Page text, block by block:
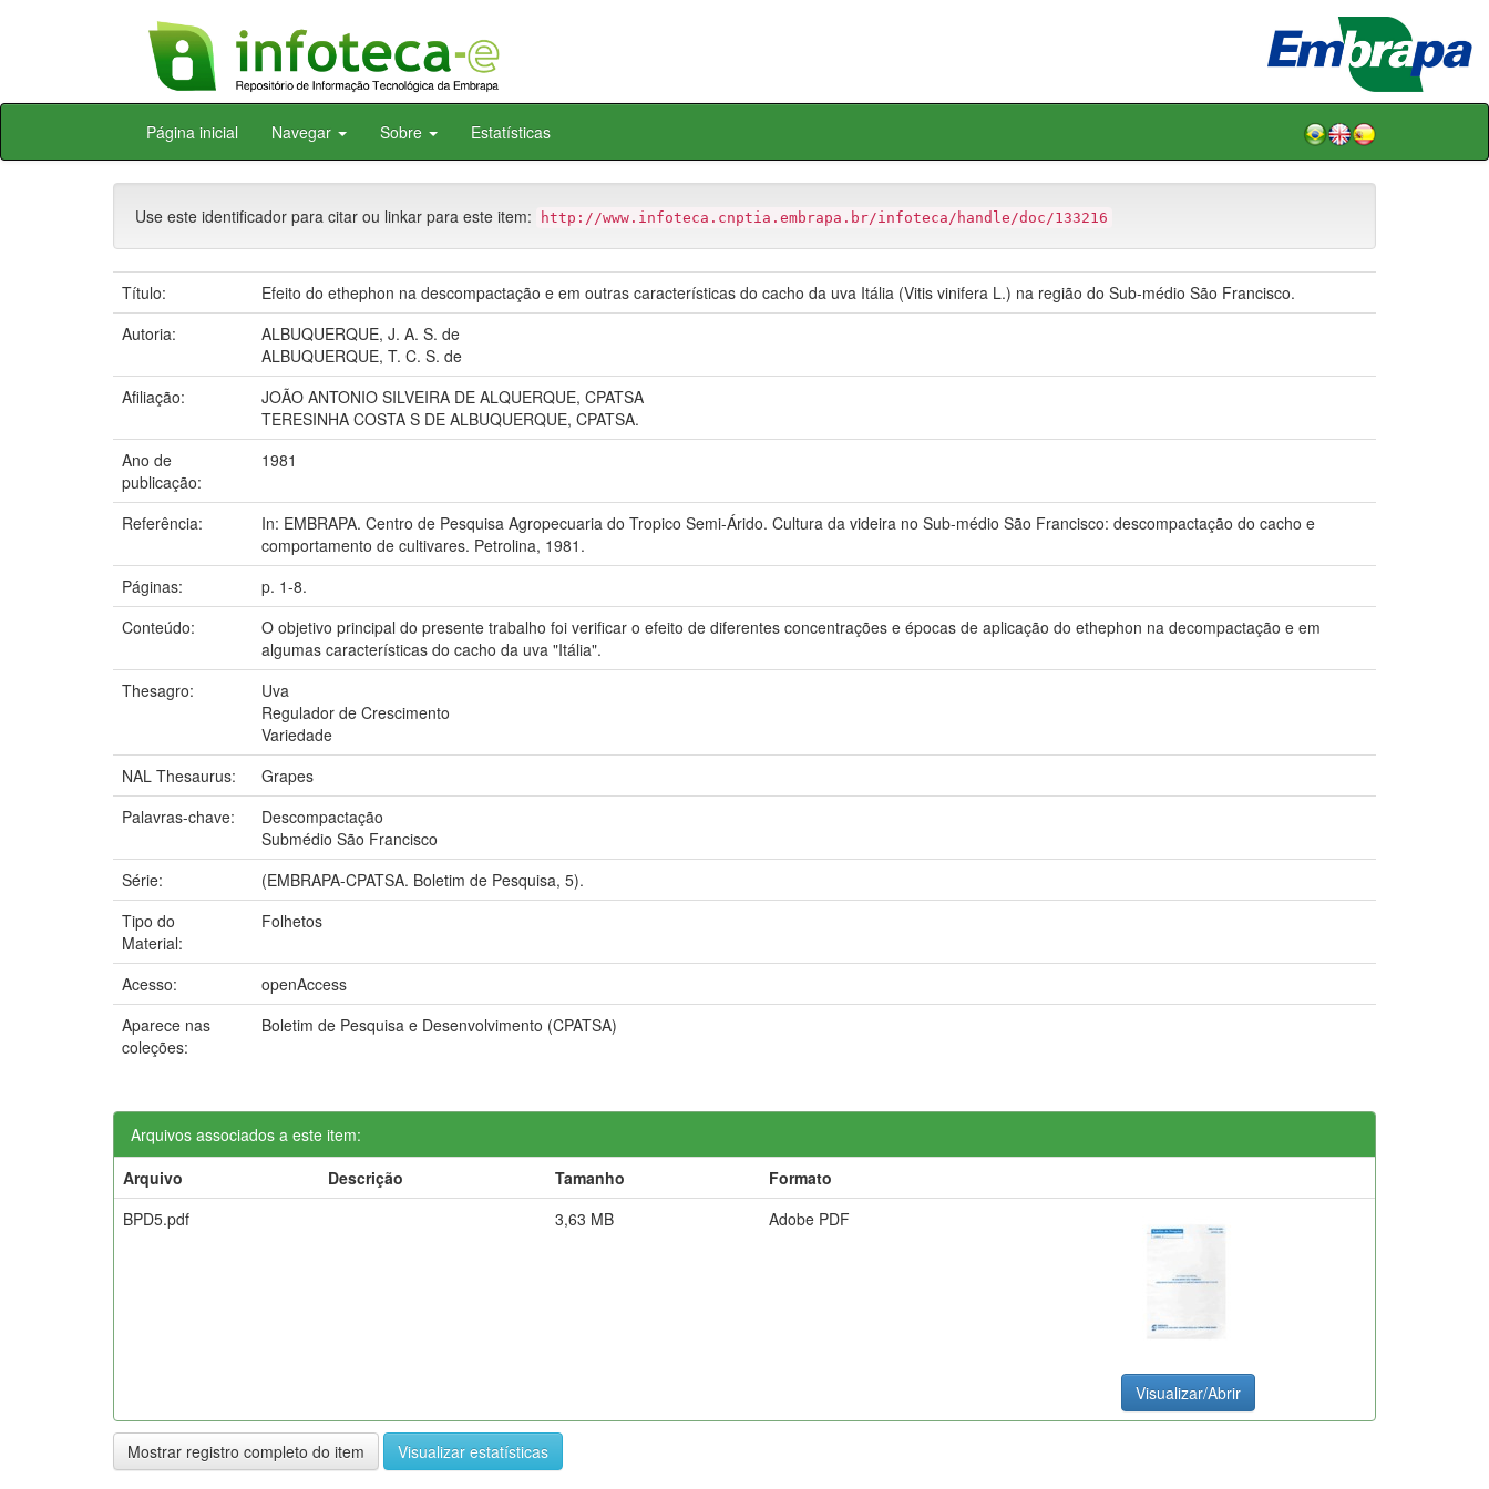
Skip
Página inicial Navegar Sobre Estatísticas
Use este identificador para citar ou linkar para este item: http://www.infoteca.cnptia.embrapa.br/infoteca/handle/doc/133216
Título:
Efeito do ethephon na descompactação e em outras características do cacho da uva Itália (Vitis vinifera L.) na região do Sub-médio São Francisco.
Autoria:
ALBUQUERQUE, J. A. S. de
ALBUQUERQUE, T. C. S. de
Afiliação:
JOÃO ANTONIO SILVEIRA DE ALQUERQUE, CPATSA
TERESINHA COSTA S DE ALBUQUERQUE, CPATSA.
Ano de
publicação:
1981
Referência:
In: EMBRAPA. Centro de Pesquisa Agropecuaria do Tropico Semi-Árido. Cultura da videira no Sub-médio São Francisco: descompactação do cacho e
comportamento de cultivares. Petrolina, 1981.
Páginas:
p. 1-8.
Conteúdo:
O objetivo principal do presente trabalho foi verificar o efeito de diferentes concentrações e épocas de aplicação do ethephon na decompactação e em
algumas características do cacho da uva "Itália".
Thesagro:
Uva
Regulador de Crescimento
Variedade
NAL Thesaurus:
Grapes
Palavras-chave:
Descompactação
Submédio São Francisco
Série:
(EMBRAPA-CPATSA. Boletim de Pesquisa, 5).
Tipo do
Material:
Folhetos
Acesso:
openAccess
Aparece nas
coleções:
Boletim de Pesquisa e Desenvolvimento (CPATSA)
Arquivos associados a este item:
Arquivo
Descrição Tamanho
Formato
BPD5.pdf
3,63 MB Adobe PDF
Visualizar/Abrir
Mostrar registro completo do item Visualizar estatísticas